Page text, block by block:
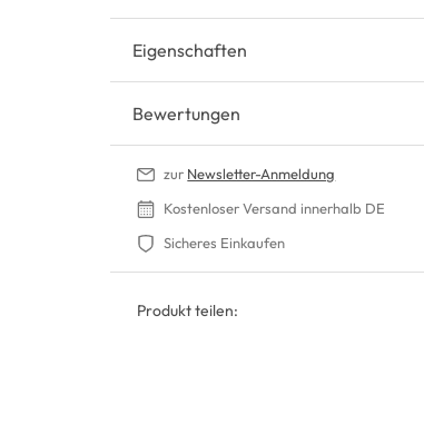
Eigenschaften
Bewertungen
zur Newsletter-Anmeldung
Kostenloser Versand innerhalb DE
Sicheres Einkaufen
Produkt teilen: